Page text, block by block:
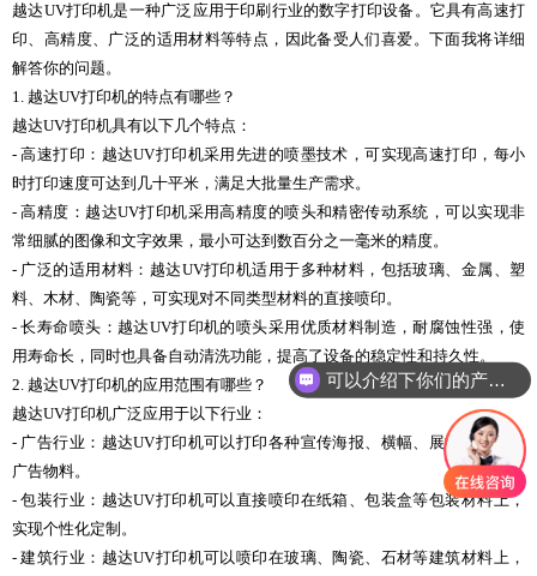
越达UV打印机是一种广泛应用于印刷行业的数字打印设备。它具有高速打
印、高精度、广泛的适用材料等特点，因此备受人们喜爱。下面我将详细
解答你的问题。
1. 越达UV打印机的特点有哪些？
越达UV打印机具有以下几个特点：
- 高速打印：越达UV打印机采用先进的喷墨技术，可实现高速打印，每小
时打印速度可达到几十平米，满足大批量生产需求。
- 高精度：越达UV打印机采用高精度的喷头和精密传动系统，可以实现非
常细腻的图像和文字效果，最小可达到数百分之一毫米的精度。
- 广泛的适用材料：越达UV打印机适用于多种材料，包括玻璃、金属、塑
料、木材、陶瓷等，可实现对不同类型材料的直接喷印。
- 长寿命喷头：越达UV打印机的喷头采用优质材料制造，耐腐蚀性强，使
用寿命长，同时也具备自动清洗功能，提高了设备的稳定性和持久性。
2. 越达UV打印机的应用范围有哪些？
越达UV打印机广泛应用于以下行业：
- 广告行业：越达UV打印机可以打印各种宣传海报、横幅、展板等室内外
广告物料。
- 包装行业：越达UV打印机可以直接喷印在纸箱、包装盒等包装材料上，
实现个性化定制。
- 建筑行业：越达UV打印机可以喷印在玻璃、陶瓷、石材等建筑材料上，
可以介绍下你们的产品么